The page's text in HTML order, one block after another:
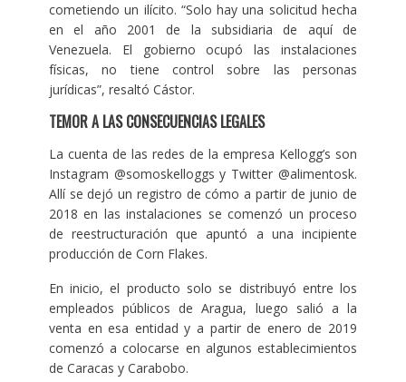
cometiendo un ilícito. “Solo hay una solicitud hecha
en el año 2001 de la subsidiaria de aquí de
Venezuela. El gobierno ocupó las instalaciones
físicas, no tiene control sobre las personas
jurídicas”, resaltó Cástor.
TEMOR A LAS CONSECUENCIAS LEGALES
La cuenta de las redes de la empresa Kellogg’s son
Instagram @somoskelloggs y Twitter @alimentosk.
Allí se dejó un registro de cómo a partir de junio de
2018 en las instalaciones se comenzó un proceso
de reestructuración que apuntó a una incipiente
producción de Corn Flakes.
En inicio, el producto solo se distribuyó entre los
empleados públicos de Aragua, luego salió a la
venta en esa entidad y a partir de enero de 2019
comenzó a colocarse en algunos establecimientos
de Caracas y Carabobo.